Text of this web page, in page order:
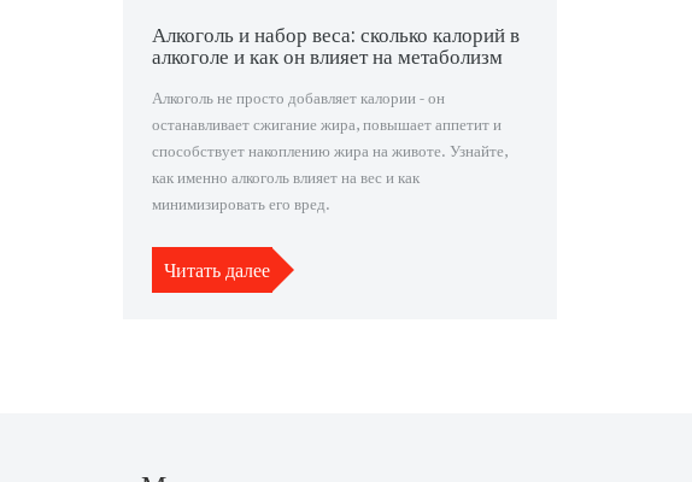
Алкоголь и набор веса: сколько калорий в
алкоголе и как он влияет на метаболизм
Алкоголь не просто добавляет калории - он
останавливает сжигание жира, повышает аппетит и
способствует накоплению жира на животе. Узнайте,
как именно алкоголь влияет на вес и как
минимизировать его вред.
Читать далее